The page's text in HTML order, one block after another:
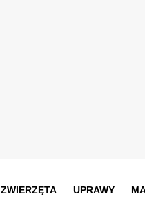
ZWIERZĘTA UPRAWY